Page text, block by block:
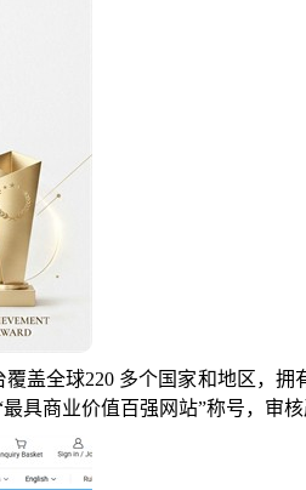
盖全球220 多个国家和地区，拥
具商业价值百强网站”称号，审核